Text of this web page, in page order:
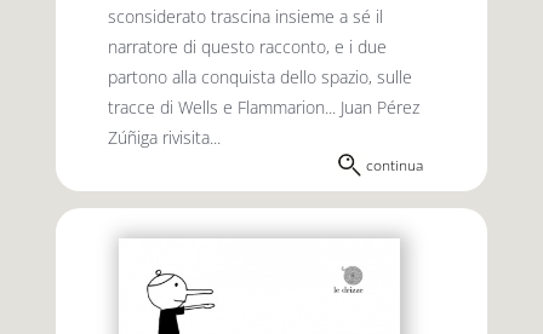
sconsiderato trascina insieme a sé il
narratore di questo racconto, e i due
partono alla conquista dello spazio, sulle
tracce di Wells e Flammarion... Juan Pérez
Zúñiga rivisita...
continua